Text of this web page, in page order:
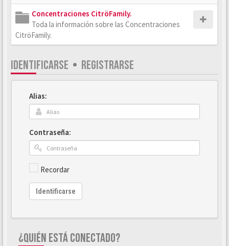
Concentraciones CitröFamily.
Toda la información sobre las Concentraciones
CitröFamily.
IDENTIFICARSE • REGISTRARSE
Alias:
Contraseña:
Recordar
Identificarse
¿QUIÉN ESTÁ CONECTADO?